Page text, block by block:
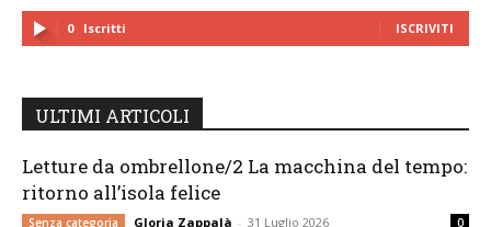
0 Iscritti ISCRIVITI
ULTIMI ARTICOLI
Letture da ombrellone/2 La macchina del tempo:
ritorno all’isola felice
Senza categoria Gloria Zappalà - 31 Luglio 2026 0